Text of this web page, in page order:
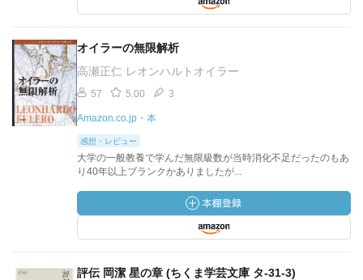
オイラーの無限解析
高瀬正仁 レオンハルトオイラー
57 5.00 3
Amazon.co.jp・本
感想・レビュー
大学の一般教養で学んだ無限級数が当時消化不足だったのもあ
り40年以上ブランクかありましたが...
評伝 岡潔 星の章 (ちくま学芸文庫 タ-31-3)